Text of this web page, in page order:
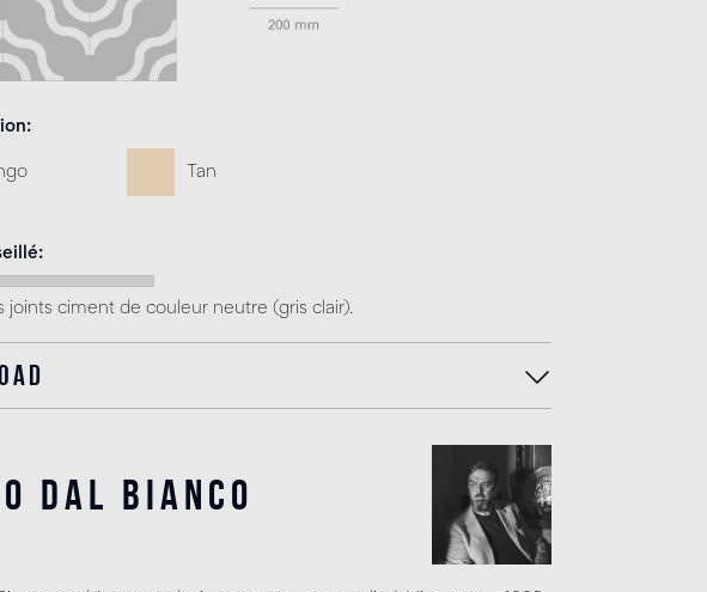
Tan
joints ciment de couleur neutre (gris clair).
dal bianco